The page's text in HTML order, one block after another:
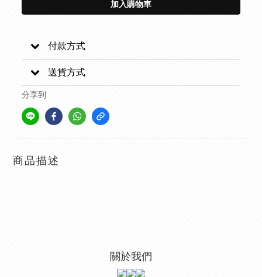
加入購物車
付款方式
送貨方式
分享到
商品描述
關於我們